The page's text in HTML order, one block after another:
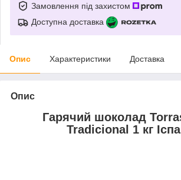
Замовлення під захистом
Доступна доставка
Опис Характеристики Доставка
Опис
Гарячий шоколад
Tradicional 1 кг